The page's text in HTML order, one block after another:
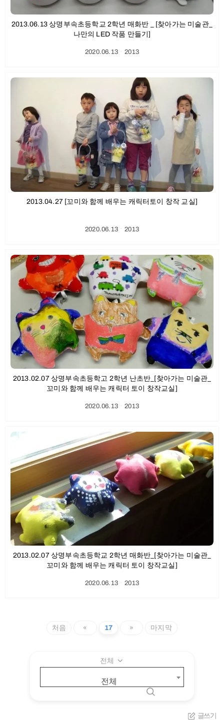
2013.06.13 상명부속초등학교 2학년 매화반 _ [찾아가는 미술관_
나만의 LED 작품 만들기]
2020.06.13ㆍ2013
2013.04.27 [꼬미와 함께 배우는 캐릭터토이 창작 교실]
2020.06.13ㆍ2013
2013.02.07 상명부속초등학고 2학년 난초반_[찾아가는 미술관_
꼬미와 함께 배우는 캐릭터 토이 창작교실]
2020.06.13ㆍ2013
2013.02.07 상명부속초등학교 2학년 매화반_[찾아가는 미술관_
꼬미와 함께 배우는 캐릭터 토이 창작교실]
2020.06.13ㆍ2013
처음 « 17 » 마지막
전체
전체
글쓰기